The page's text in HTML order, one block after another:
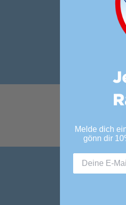
Melde dich
gönn dir